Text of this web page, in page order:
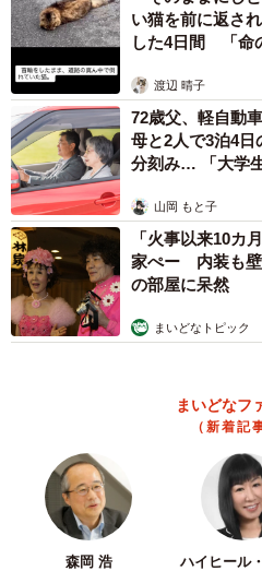
「うん！？」＝無重力猫ミルコのお家
ーー先住猫や家には馴染んでい
「はい。すっかり家に馴染んで
す』って顔しています（笑）
座りの隙間に指を入れても大
い猫を前に返さ
した4日間 「命
渡辺 晴子
72歳父、軽自動
母と2人で3泊4
分刻み… 「大学
山岡 もと子
「火事以来10カ
家ぺー 内装も壁
の部屋に呆然
まいどなトピック
まいどなフ
（新着記
森岡 浩 ハイヒール